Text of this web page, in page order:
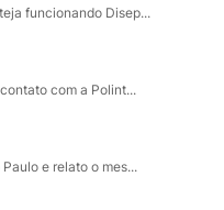
funcionando Disep...
com a Polint...
e relato o mes...